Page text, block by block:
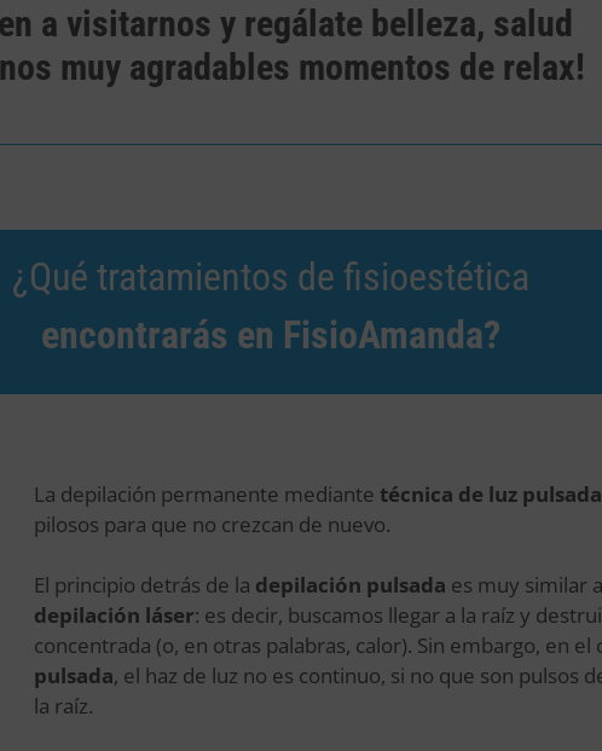
a visitarnos y regálate belleza, salud
muy agradables momentos de relax!
¿Qué tratamientos de fisioestética
encontrarás en FisioAmanda?
La depilación permanente mediante técnica de luz pulsada
pilosos para que no crezcan de nuevo.
El principio detrás de la depilación pulsada es muy similar
depilación láser: es decir, buscamos llegar a la raíz y
concentrada (o, en otras palabras, calor). Sin embargo, en el
pulsada, el haz de luz no es continuo, si no que son pulsos
la raíz.